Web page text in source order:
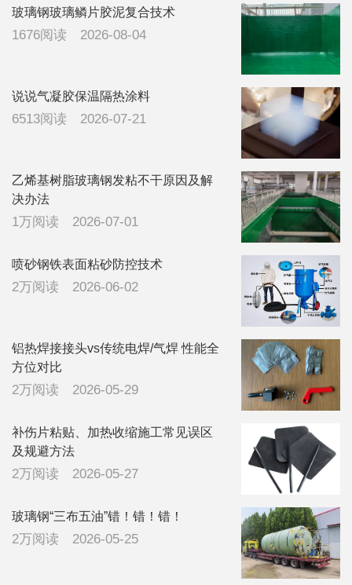
看有没有有经
验的领导指导
一下，广东地
玻璃钢玻璃鳞片胶泥复合技术
1676阅读 2026-08-04
说说气凝胶保温隔热涂料
6513阅读 2026-07-21
乙烯基树脂玻璃钢发粘不干原因及解
决办法
1万阅读 2026-07-01
喷砂钢铁表面粘砂防控技术
2万阅读 2026-06-02
铝热焊接接头vs传统电焊/气焊 性能全
方位对比
2万阅读 2026-05-29
补伤片粘贴、加热收缩施工常见误区
及规避方法
2万阅读 2026-05-27
玻璃钢“三布五油”错！错！错！
2万阅读 2026-05-25